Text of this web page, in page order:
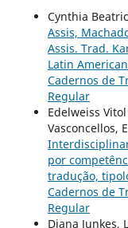
Cynthia
Assis,
Assis. Trad.
Latin
Cadernos de
Regular
Edelweiss
Vasconcellos,
por
tradução,
Cadernos de
Regular
Diana Junkes,